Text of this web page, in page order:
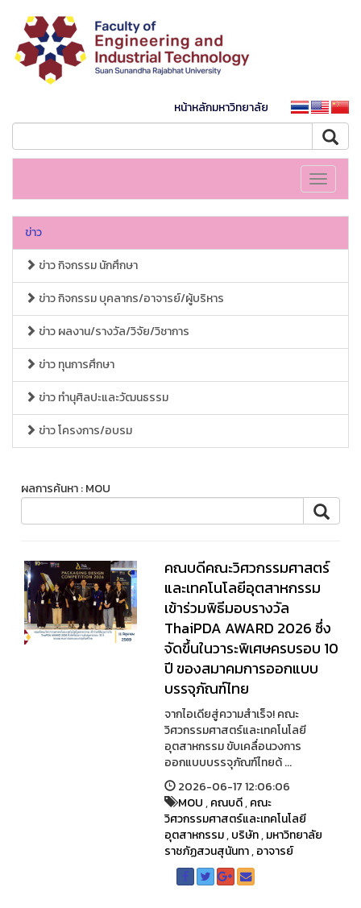
หน้าหลักมหาวิทยาลัย
Toggle
ข่าว
ข่าว กิจกรรม นักศึกษา
ข่าว กิจกรรม บุคลากร/อาจารย์/ผู้บริหาร
ข่าว ผลงาน/รางวัล/วิจัย/วิชาการ
ข่าว ทุนการศึกษา
ข่าว ทำนุศิลปะและวัฒนธรรม
ข่าว โครงการ/อบรม
ผลการค้นหา : MOU
คณบดีคณะวิศวกรรมศาสตร์
และเทคโนโลยีอุตสาหกรรม
เข้าร่วมพิธีมอบรางวัล
ThaiPDA AWARD 2026 ซึ่ง
จัดขึ้นในวาระพิเศษครบรอบ 10
ปี ของสมาคมการออกแบบ
บรรจุภัณฑ์ไทย
จากไอเดียสู่ความสำเร็จ! คณะ
วิศวกรรมศาสตร์และเทคโนโลยี
อุตสาหกรรม ขับเคลื่อนวงการ
ออกแบบบรรจุภัณฑ์ไทยด้ ...
2026-06-17 12:06:06
MOU,คณบดี,คณะ
วิศวกรรมศาสตร์และเทคโนโลยี
อุตสาหกรรม,บริษัท,มหาวิทยาลัย
ราชภัฏสวนสุนันทา,อาจารย์